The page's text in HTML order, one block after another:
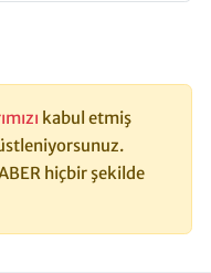
kabul etmiş
hiçbir şekilde